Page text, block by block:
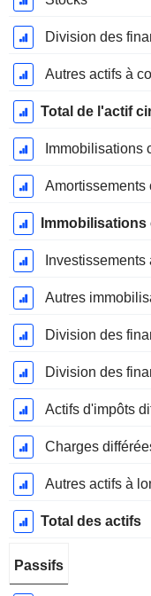
Autres actifs à
Total de l'actif
Immobilisations
Amortissements
Autres
Actifs d'impôts
Charges
Autres actifs à
Total des actifs
Passifs